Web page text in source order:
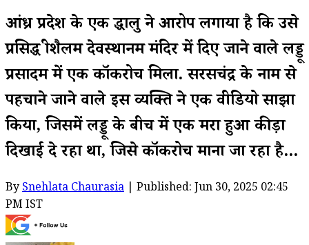
आंध्र प्रदेश के एक श्रद्धालु ने आरोप लगाया है कि उसे
प्रसिद्ध श्रीशैलम देवस्थानम मंदिर में दिए जाने वाले लड्डू
प्रसादम में एक कॉकरोच मिला. सरसचंद्र के नाम से
पहचाने जाने वाले इस व्यक्ति ने एक वीडियो साझा
किया, जिसमें लड्डू के बीच में एक मरा हुआ कीड़ा
दिखाई दे रहा था, जिसे कॉकरोच माना जा रहा है...
BySnehlata Chaurasia | Published: Jun 30, 2025 02:45
PM IST